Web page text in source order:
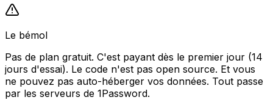
Le bémol
Pas de plan gratuit. C'est payant dès le premier jour (14
jours d'essai). Le code n'est pas open source. Et vous
ne pouvez pas auto-héberger vos données. Tout passe
par les serveurs de 1Password.